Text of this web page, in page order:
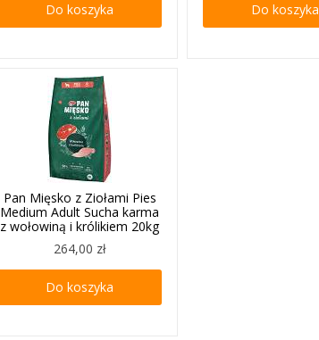
Do koszyka Do koszyka
Pan Mięsko z Ziołami Pies
Medium Adult Sucha karma
z wołowiną i królikiem 20kg
264,00 zł
Do koszyka